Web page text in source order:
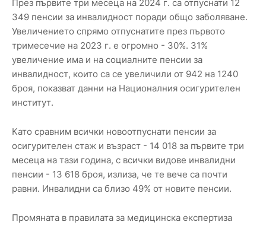
През първите три месеца на 2024 г. са отпуснати 12
349 пенсии за инвалидност поради общо заболяване.
Увеличението спрямо отпуснатите през първото
тримесечие на 2023 г. е огромно - 30%. 31%
увеличение има и на социалните пенсии за
инвалидност, които са се увеличили от 942 на 1240
броя, показват данни на Националния осигурителен
институт.
Като сравним всички новоотпуснати пенсии за
осигурителен стаж и възраст - 14 018 за първите три
месеца на тази година, с всички видове инвалидни
пенсии - 13 618 броя, излиза, че те вече са почти
равни. Инвалидни са близо 49% от новите пенсии.
Промяната в правилата за медицинска експертиза